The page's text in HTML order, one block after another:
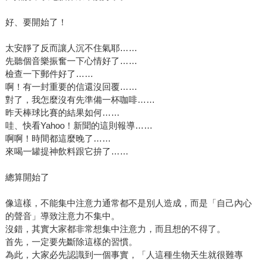
好、要開始了！
太安靜了反而讓人沉不住氣耶……
先聽個音樂振奮一下心情好了……
檢查一下郵件好了……
啊！有一封重要的信還沒回覆……
對了，我怎麼沒有先準備一杯咖啡……
昨天棒球比賽的結果如何……
哇、快看Yahoo！新聞的這則報導……
啊啊！時間都這麼晚了……
來喝一罐提神飲料跟它拚了……
總算開始了
像這樣，不能集中注意力通常都不是別人造成，而是「自己內心
的聲音」導致注意力不集中。
沒錯，其實大家都非常想集中注意力，而且想的不得了。
首先，一定要先斷除這樣的習慣。
為此，大家必先認識到一個事實，「人這種生物天生就很難專